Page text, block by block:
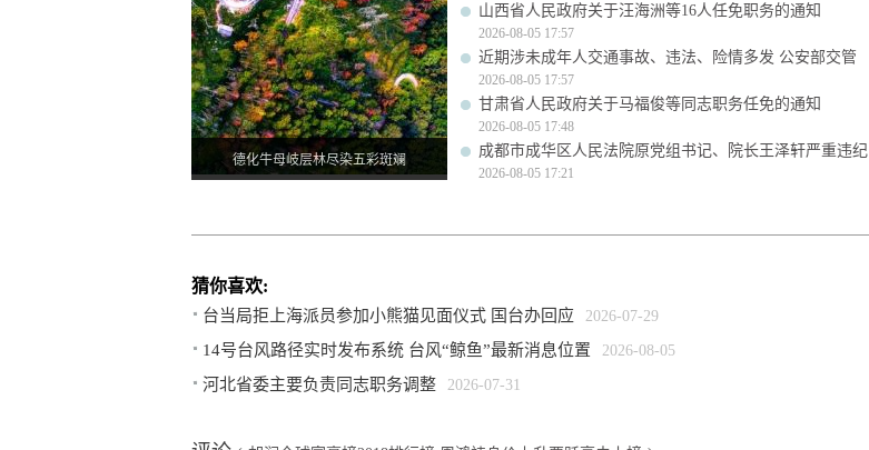
德化牛母岐层林尽染五彩斑斓
山西省人民政府关于汪海洲等16人任免职务的通知
2026-08-05 17:57
近期涉未成年人交通事故、违法、险情多发 公安部交管
2026-08-05 17:57
甘肃省人民政府关于马福俊等同志职务任免的通知
2026-08-05 17:48
成都市成华区人民法院原党组书记、院长王泽轩严重违纪
2026-08-05 17:21
猜你喜欢:
台当局拒上海派员参加小熊猫见面仪式 国台办回应 2026-07-29
14号台风路径实时发布系统 台风“鲸鱼”最新消息位置 2026-08-05
河北省委主要负责同志职务调整 2026-07-31